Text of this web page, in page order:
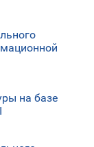
на базе